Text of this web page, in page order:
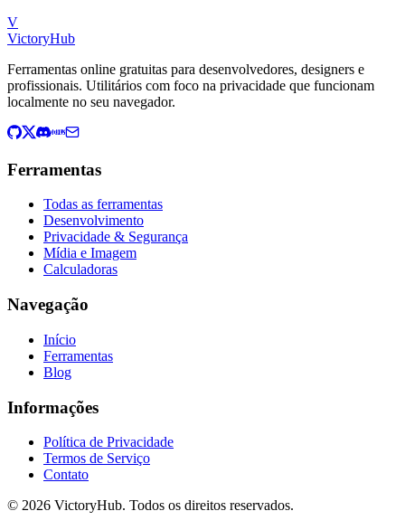
V
VictoryHub
Ferramentas online gratuitas para desenvolvedores, designers e
profissionais. Utilitários com foco na privacidade que funcionam
localmente no seu navegador.
Ferramentas
Todas as ferramentas
Desenvolvimento
Privacidade & Segurança
Mídia e Imagem
Calculadoras
Navegação
Início
Ferramentas
Blog
Informações
Política de Privacidade
Termos de Serviço
Contato
© 2026 VictoryHub. Todos os direitos reservados.